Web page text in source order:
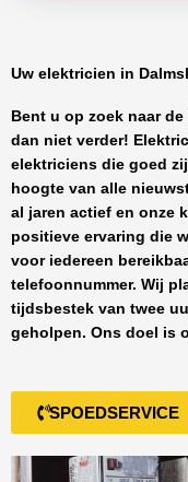
Uw elektricien in
Bent u op zoek naar de
dan niet verder!
elektriciens die goed
hoogte van alle
al jaren actief en onze
positieve ervaring die
voor iedereen
telefoonnummer. Wij
tijdsbestek van twee
geholpen. Ons doel is
SPOEDSERVICE